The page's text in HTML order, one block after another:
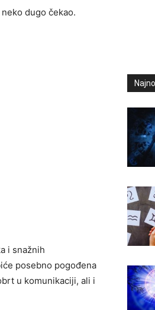
dugo čekao.
i snažnih
posebno pogođena
u komunikaciji, ali i